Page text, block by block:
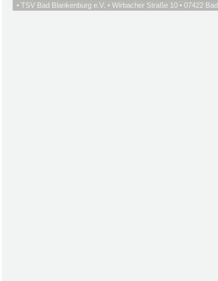
• TSV Bad Blankenburg e.V. • Wirbacher Straße 10 • 07422